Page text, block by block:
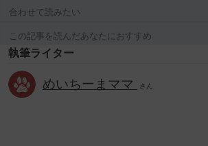
合わせて読みたい
この記事を読んだあなたにおすすめ
執筆ライター
めいちーまママ さん